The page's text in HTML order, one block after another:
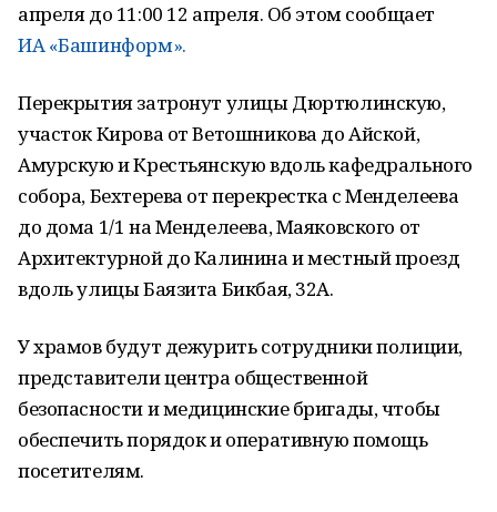
апреля до 11:00 12 апреля. Об этом сообщает
ИА «Башинформ».
Перекрытия затронут улицы Дюртюлинскую,
участок Кирова от Ветошникова до Айской,
Амурскую и Крестьянскую вдоль кафедрального
собора, Бехтерева от перекрестка с Менделеева
до дома 1/1 на Менделеева, Маяковского от
Архитектурной до Калинина и местный проезд
вдоль улицы Баязита Бикбая, 32А.
У храмов будут дежурить сотрудники полиции,
представители центра общественной
безопасности и медицинские бригады, чтобы
обеспечить порядок и оперативную помощь
посетителям.